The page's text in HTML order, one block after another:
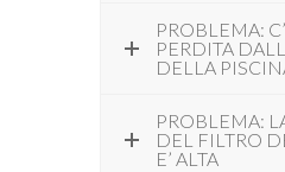
PROBLEMA:
PERDITA
DELLA
PROBLEMA:
DEL FILTRO
E’ ALTA